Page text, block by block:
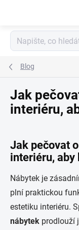
Blog
Jak
interiéru,
Jak pečovat
interiéru, aby
Nábytek je
plní praktickou
estetiku interiéru.
nábytek prodlouží